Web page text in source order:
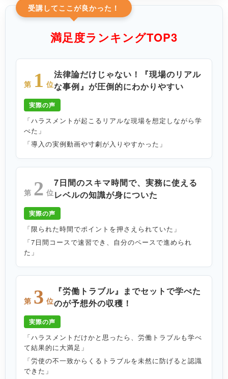
受講してここが良かった！
満足度ランキングTOP3
第 1 位
法律論だけじゃない！『現場のリアル
な事例』が圧倒的にわかりやすい
実際の声
「ハラスメントが起こるリアルな現場を想定しながら学
べた」
「導入の実例動画や寸劇が入りやすかった」
第 2 位
7日間のスキマ時間で、実務に使える
レベルの知識が身についた
実際の声
「限られた時間でポイントを押さえられていた」
「7日間コースで速習でき、自分のペースで進められ
た」
第 3 位
『労働トラブル』までセットで学べた
のが予想外の収穫！
実際の声
「ハラスメントだけかと思ったら、労働トラブルも学べ
て結果的に大満足」
「労使の不一致からくるトラブルを未然に防げると認識
できた」